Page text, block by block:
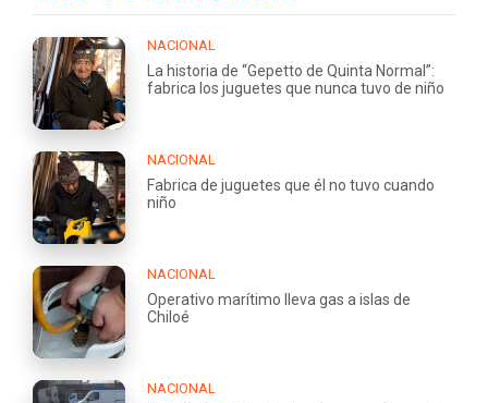
NACIONAL
La historia de “Gepetto de Quinta Normal”:
fabrica los juguetes que nunca tuvo de niño
NACIONAL
Fabrica de juguetes que él no tuvo cuando
niño
NACIONAL
Operativo marítimo lleva gas a islas de
Chiloé
NACIONAL